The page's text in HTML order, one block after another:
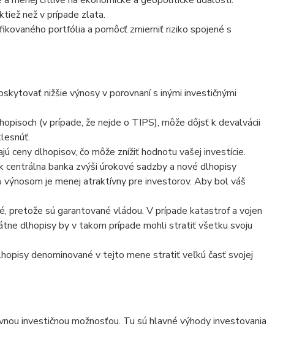
než v prípade zlata.
portfólia a pomôcť zmierniť riziko spojené s
nižšie výnosy v porovnaní s inými investičnými
(v prípade, že nejde o TIPS), môže dôjsť k devalvácii
ceny dlhopisov, čo môže znížiť hodnotu vašej investície.
banka zvýši úrokové sadzby a nové dlhopisy
je menej atraktívny pre investorov. Aby bol váš
pretože sú garantované vládou. V prípade katastrof a vojen
dlhopisy by v takom prípade mohli stratiť všetku svoju
denominované v tejto mene stratiť veľkú časť svojej
investičnou možnosťou. Tu sú hlavné výhody investovania